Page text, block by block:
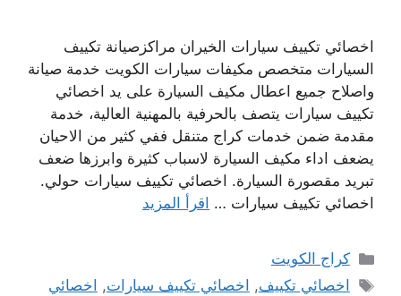
اخصائي تكييف سيارات الخيران مراكزصيانة تكييف
السيارات متخصص مكيفات سيارات الكويت خدمة صيانة
واصلاح جميع اعطال مكيف السيارة على يد اخصائي
تكييف سيارات يتصف بالحرفية بالمهنية العالية، خدمة
مقدمة ضمن خدمات كراج متنقل ففي كثير من الاحيان
يضعف اداء مكيف السيارة لاسباب كثيرة وابرزها ضعف
تبريد مقصورة السيارة. اخصائي تكييف سيارات حولي.
اخصائي تكييف سيارات … اقرأ المزيد
التصنيفات
كراج الكويت
الوسوم
اخصائي تكييف, اخصائي تكييف سيارات, اخصائي